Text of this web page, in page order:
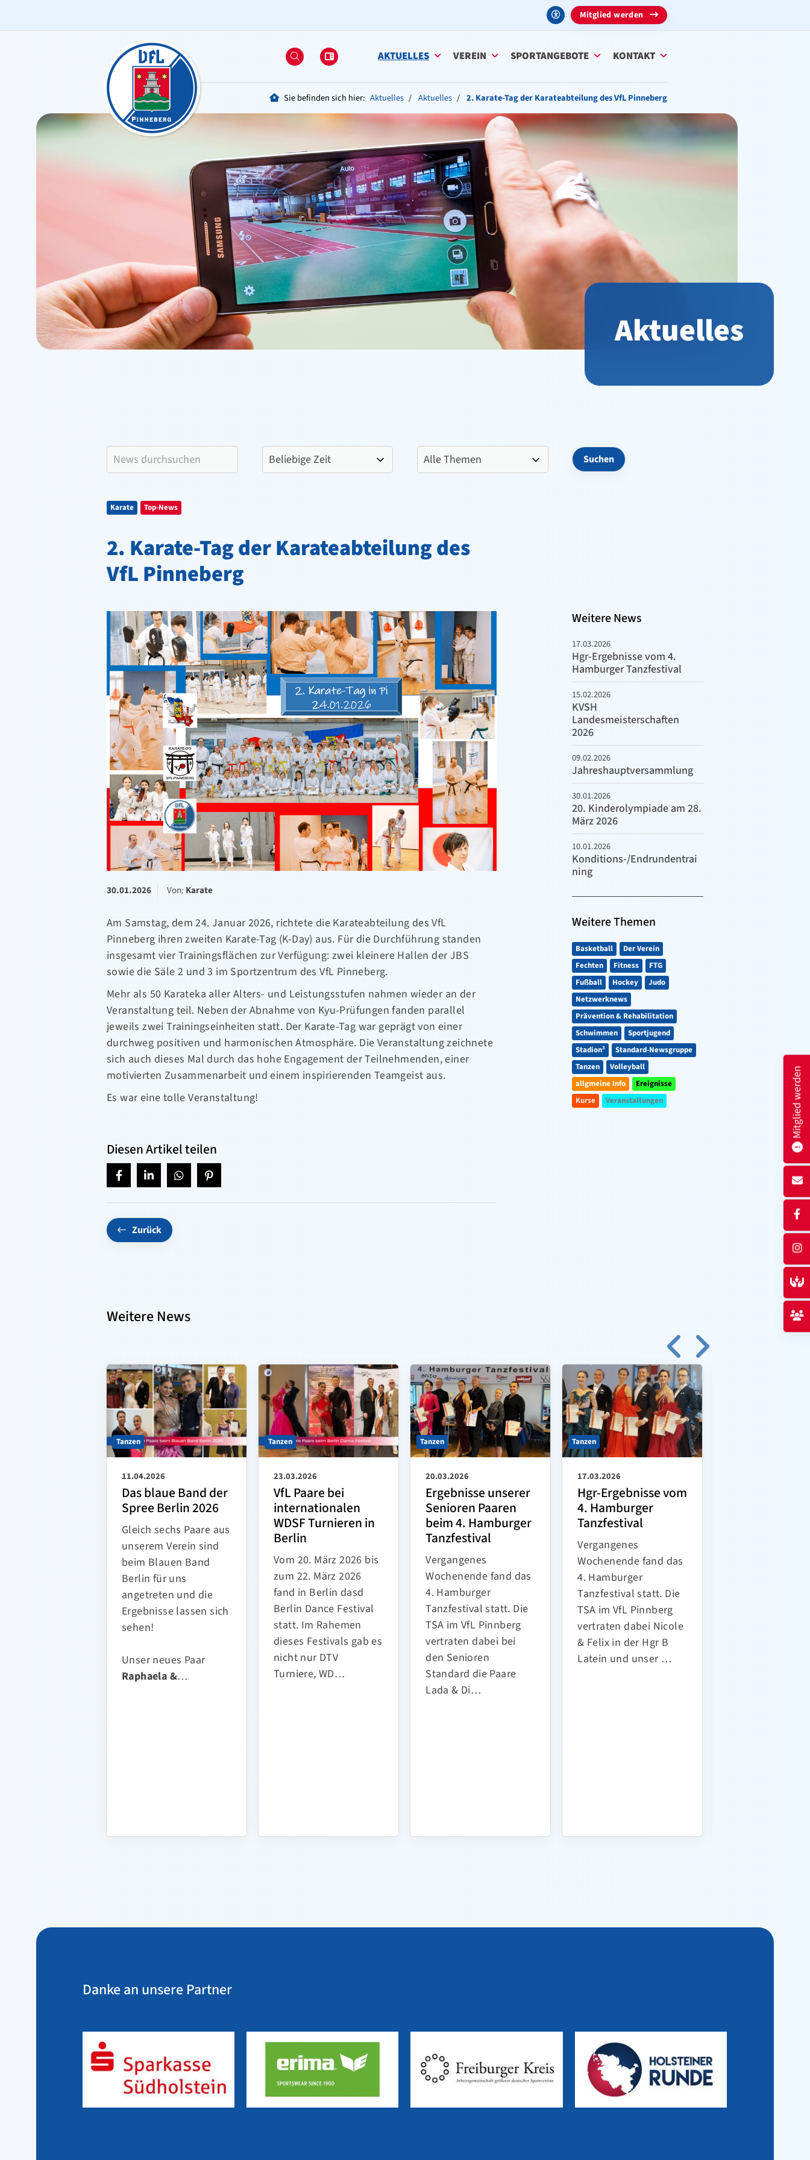
Mitglied werden
AKTUELLES VEREIN SPORTANGEBOTE KONTAKT
Sie befinden sich hier: Aktuelles Aktuelles 2. Karate-Tag der Karateabteilung des VfL Pinneberg
Aktuelles
Karate Top-News
2. Karate-Tag der Karateabteilung des
VfL Pinneberg
30.01.2026 Von: Karate
Am Samstag, dem 24. Januar 2026, richtete die Karateabteilung des VfL
Pinneberg ihren zweiten Karate-Tag (K-Day) aus. Für die Durchführung standen
insgesamt vier Trainingsflächen zur Verfügung: zwei kleinere Hallen der JBS
sowie die Säle 2 und 3 im Sportzentrum des VfL Pinneberg.
Mehr als 50 Karateka aller Alters- und Leistungsstufen nahmen wieder an der
Veranstaltung teil. Neben der Abnahme von Kyu-Prüfungen fanden parallel
jeweils zwei Trainingseinheiten statt. Der Karate-Tag war geprägt von einer
durchweg positiven und harmonischen Atmosphäre. Die Veranstaltung zeichnete
sich auch dieses Mal durch das hohe Engagement der Teilnehmenden, einer
motivierten Zusammenarbeit und einem inspirierenden Teamgeist aus.
Es war eine tolle Veranstaltung!
Diesen Artikel teilen
Zurück
Weitere News
17.03.2026
Hgr-Ergebnisse vom 4.
Hamburger Tanzfestival
15.02.2026
KVSH
Landesmeisterschaften
2026
09.02.2026
Jahreshauptversammlung
30.01.2026
20. Kinderolympiade am 28.
März 2026
10.01.2026
Konditions-/Endrundentrai
ning
Weitere Themen
Basketball
Der Verein
Fechten
Fitness
FTG
Fußball
Hockey
Judo
Netzwerknews
Prävention & Rehabilitation
Schwimmen
Sportjugend
Stadion³
Standard-Newsgruppe
Tanzen
Volleyball
allgmeine Info
Ereignisse
Kurse
Veranstaltungen
Weitere News
Tanzen
11.04.2026
Das blaue Band der
Spree Berlin 2026
Gleich sechs Paare aus
unserem Verein sind
beim Blauen Band
Berlin für uns
angetreten und die
Ergebnisse lassen sich
sehen!
Unser neues Paar
Raphaela &…
Tanzen
23.03.2026
VfL Paare bei
internationalen
WDSF Turnieren in
Berlin
Vom 20. März 2026 bis
zum 22. März 2026
fand in Berlin dasd
Berlin Dance Festival
statt. Im Rahemen
dieses Festivals gab es
nicht nur DTV Turniere,
WD…
Tanzen
20.03.2026
Ergebnisse unserer
Senioren Paaren
beim 4. Hamburger
Tanzfestival
Vergangenes
Wochenende fand das
4. Hamburger
Tanzfestival statt. Die
TSA im VfL Pinnberg
vertraten dabei bei
den Senioren
Standard die Paare
Lada & Di…
Tanzen
17.03.2026
Hgr-Ergebnisse vom
4. Hamburger
Tanzfestival
Vergangenes
Wochenende fand das
4. Hamburger
Tanzfestival statt. Die
TSA im VfL Pinnberg
vertraten dabei Nicole
& Felix in der Hgr B
Latein und unser …
Danke an unsere Partner
Mitglied werden